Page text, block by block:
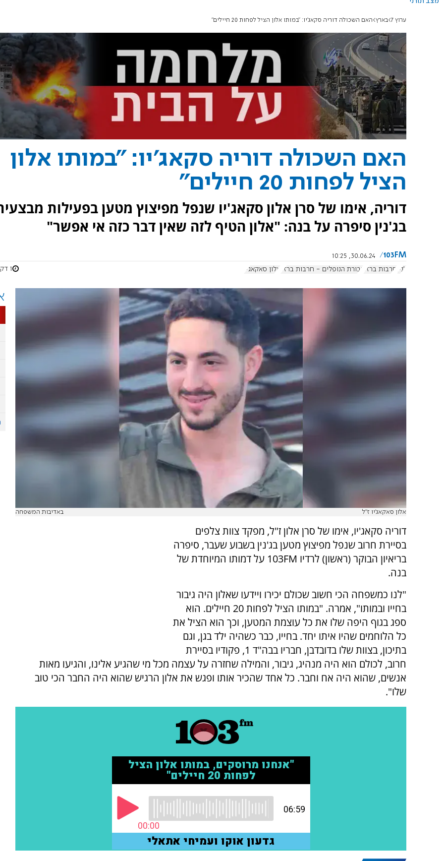
ערוץ 7 בארץ האם השכולה דוריה סקאג'יו: "במותו אלון הציל לפחות 20 חיילים"
האם השכולה דוריה סקאג'יו: "במותו אלון
הציל לפחות 20 חיילים"
דוריה, אימו של סרן אלון סקאג'יו שנפל מפיצוץ מטען בפעילות
בג'נין סיפרה על בנה: "אלון הטיף לזה שאין דבר כזה אי אפשר"
103FM
30.06.24, 10:25
ג'נין
חרבות ברזל גבורת הנופלים - חרבות ברזל אלון סאקאג'יו 1 דקות
אלון סאקאג'יו ז"ל באדיבות המשפחה
דוריה סקאג'יו, אימו של סרן אלון ז"ל, מפקד צוות צלפים
בסיירת חרוב שנפל מפיצוץ מטען בג'נין בשבוע שעבר, סיפרה
בריאיון הבוקר (ראשון) לרדיו 103FM על דמותו המיוחדת של
בנה.
"לנו כמשפחה הכי חשוב שכולם יכירו ויידעו שאלון היה גיבור
בחייו ובמותו", אמרה. "במותו הציל לפחות 20 חיילים. הוא
ספג בגוף היפה שלו את כל עוצמת המטען, וכך הוא הציל את
כל הלוחמים שהיו איתו יחד. בחייו, כבר כשהיה ילד בגן, וגם
בתיכון, בצוות שלו בדובדבן, חבריו בבה"ד 1, פקודיו בסיירת
חרוב, לכולם הוא היה מנהיג, גיבור, והמילה שחזרה על עצמה מכל מי שהגיע אלינו, והגיעו מאות
אנשים, שהוא היה אח וחבר. כל אחד שהכיר אותו ופגש את אלון הרגיש שהוא היה החבר הכי טוב
שלו".